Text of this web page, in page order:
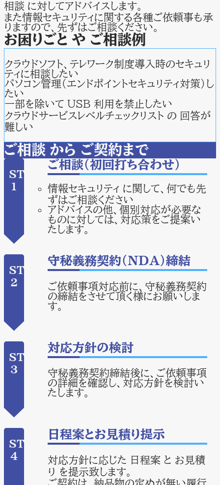
相談 に対してアドバイスします。
また情報セキュリティに関する各種ご依頼事も承
りますので、先ずはご相談ください。
お困りごと や ご相談例
クラウドソフト、テレワーク制度導入時のセキュリ
ティに相談したい
パソコン管理（エンドポイントセキュリティ対策）し
たい
一部を除いて USB 利用を禁止したい
クラウドサービスレベルチェックリスト の 回答が
難しい
ご相談 から ご契約まで
STEP
1
ご相談（初回打ち合わせ）
情報セキュリティ に関して、何でも先
ずはご相談ください
アドバイスの他、個別対応が必要な
ものに対しては、対応策をご提案い
たします。
STEP
2
守秘義務契約（NDA）締結
ご依頼事項対応前に、守秘義務契約
の締結をさせて頂く様にお願いしま
す。
STEP
3
対応方針の検討
守秘義務契約締結後に、ご依頼事項
の詳細を確認し、対応方針を検討い
たします。
STEP
4
日程案とお見積り提示
対応方針に応じた 日程案 と お見積
り を提示致します。